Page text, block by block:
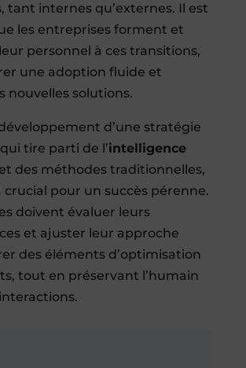
tant internes qu’externes. Il est
les entreprises forment et
personnel à ces transitions,
une adoption fluide et
nouvelles solutions.
d’une stratégie
tire parti de l’intelligence
des méthodes traditionnelles,
pour un succès pérenne.
doivent évaluer leurs
et ajuster leur approche
des éléments d’optimisation
tout en préservant l’humain